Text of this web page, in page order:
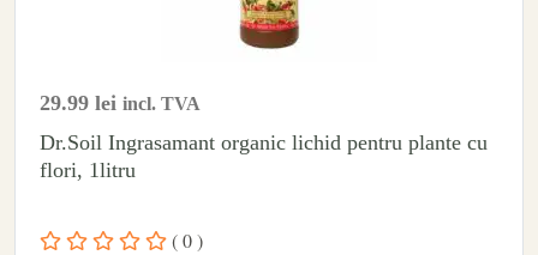
29.99 lei incl. TVA
Dr.Soil Ingrasamant organic lichid pentru plante cu
flori, 1litru
( 0 )